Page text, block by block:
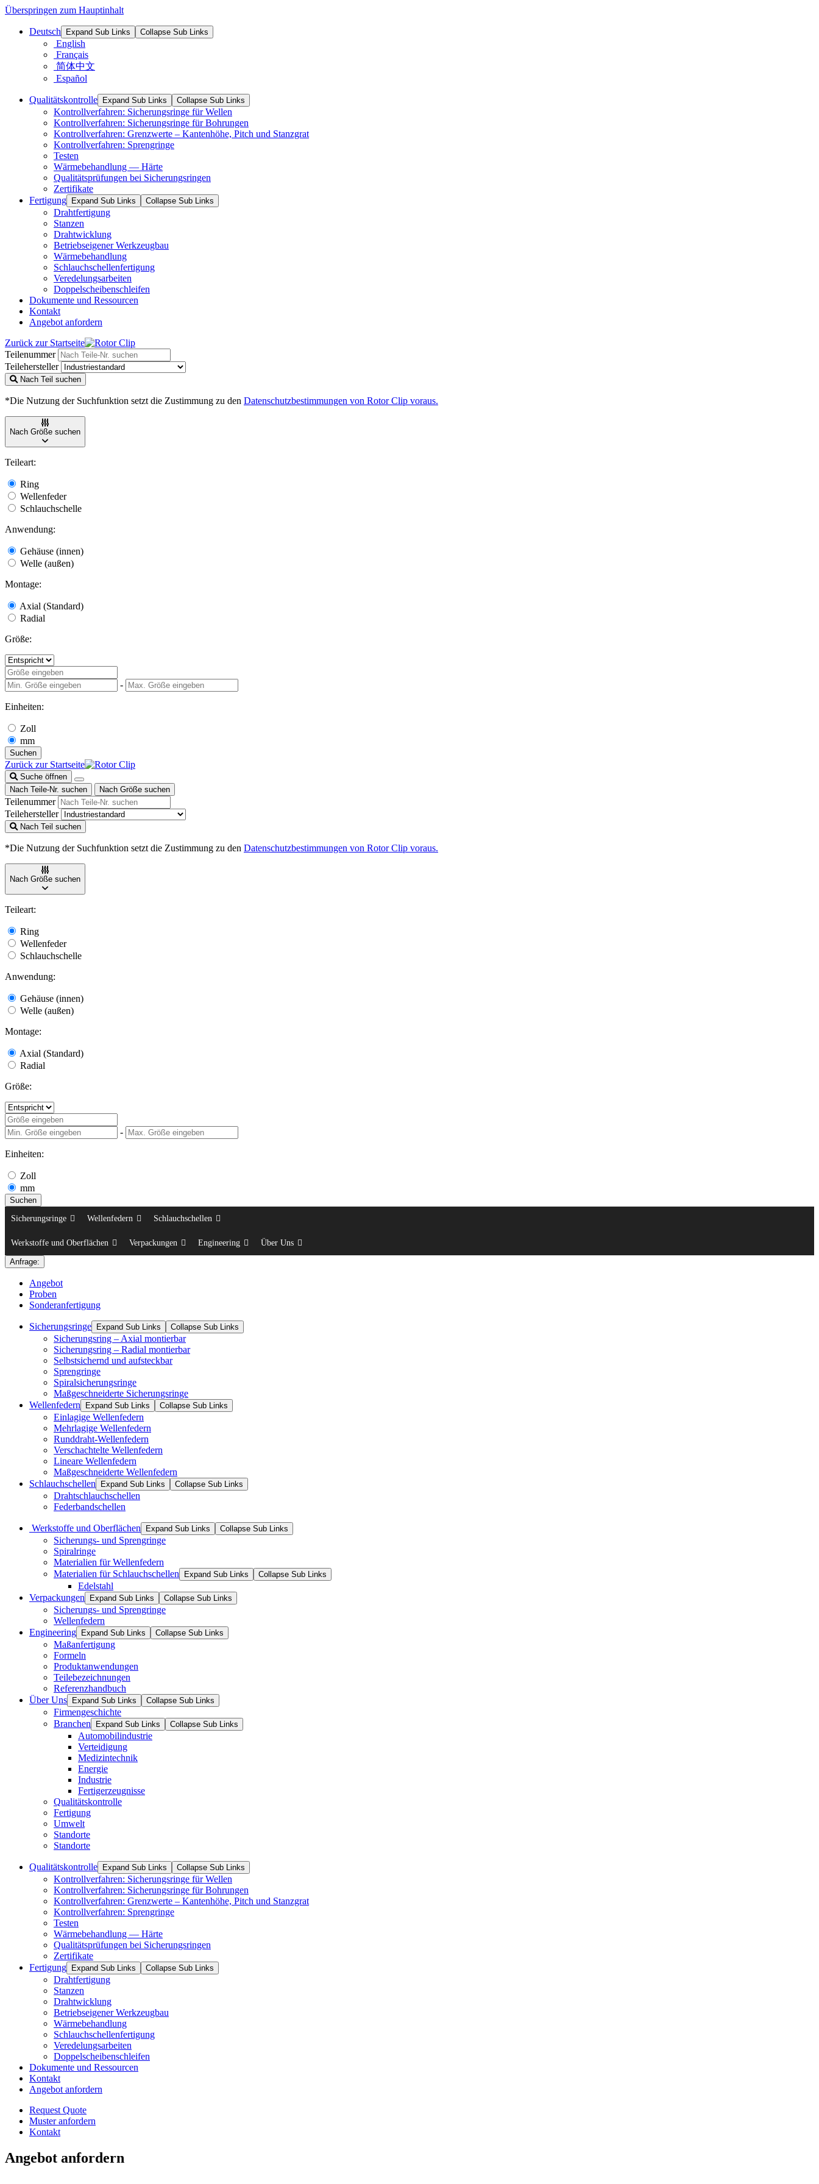
Überspringen zum Hauptinhalt
Deutsch Expand Sub Links Collapse Sub Links
English
Français
简体中文
Español
Qualitätskontrolle Expand Sub Links Collapse Sub Links
Kontrollverfahren: Sicherungsringe für Wellen
Kontrollverfahren: Sicherungsringe für Bohrungen
Kontrollverfahren: Grenzwerte – Kantenhöhe, Pitch und Stanzgrat
Kontrollverfahren: Sprengringe
Testen
Wärmebehandlung — Härte
Qualitätsprüfungen bei Sicherungsringen
Zertifikate
Fertigung
Expand Sub Links Collapse Sub Links
Drahtfertigung
Stanzen
Drahtwicklung
Betriebseigener Werkzeugbau
Wärmebehandlung
Schlauchschellenfertigung
Veredelungsarbeiten
Doppelscheibenschleifen
Dokumente und Ressourcen
Kontakt
Angebot anfordern
Zurück zur Startseite
Teilenummer
Teilehersteller
Nach Teil suchen
*Die Nutzung der Suchfunktion setzt die Zustimmung zu den Datenschutzbestimmungen von Rotor Clip voraus.
Nach Größe suchen
Teileart:
Ring
Wellenfeder
Schlauchschelle
Anwendung:
Gehäuse (innen)
Welle (außen)
Montage:
Axial (Standard)
Radial
Größe:
-
Einheiten:
Zoll
mm
Suchen
Zurück zur Startseite
Suche öffnen
Nach Teile-Nr. suchen
Nach Größe suchen
Teilenummer
Teilehersteller
Nach Teil suchen
*Die Nutzung der Suchfunktion setzt die Zustimmung zu den Datenschutzbestimmungen von Rotor Clip voraus.
Nach Größe suchen
Teileart:
Ring
Wellenfeder
Schlauchschelle
Anwendung:
Gehäuse (innen)
Welle (außen)
Montage:
Axial (Standard)
Radial
Größe:
-
Einheiten:
Zoll
mm
Suchen
Sicherungsringe
Wellenfedern Schlauchschellen
Werkstoffe und Oberflächen Verpackungen Engineering Über Uns
Anfrage:
Angebot
Proben
Sonderanfertigung
Sicherungsringe Expand Sub Links Collapse Sub Links
Sicherungsring – Axial montierbar
Sicherungsring – Radial montierbar
Selbstsichernd und aufsteckbar
Sprengringe
Spiralsicherungsringe
Maßgeschneiderte Sicherungsringe
Wellenfedern
Expand Sub Links Collapse Sub Links
Einlagige Wellenfedern
Mehrlagige Wellenfedern
Runddraht-Wellenfedern
Verschachtelte Wellenfedern
Lineare Wellenfedern
Maßgeschneiderte Wellenfedern
Schlauchschellen
Expand Sub Links Collapse Sub Links
Drahtschlauchschellen
Federbandschellen
Werkstoffe und Oberflächen Expand Sub Links Collapse Sub Links
Sicherungs- und Sprengringe
Spiralringe
Materialien für Wellenfedern
Materialien für Schlauchschellen
Expand Sub Links Collapse Sub Links
Edelstahl
Verpackungen
Expand Sub Links Collapse Sub Links
Sicherungs- und Sprengringe
Wellenfedern
Engineering
Expand Sub Links Collapse Sub Links
Maßanfertigung
Formeln
Produktanwendungen
Teilebezeichnungen
Referenzhandbuch
Über Uns
Expand Sub Links Collapse Sub Links
Firmengeschichte
Branchen
Expand Sub Links Collapse Sub Links
Automobilindustrie
Verteidigung
Medizintechnik
Energie
Industrie
Fertigerzeugnisse
Qualitätskontrolle
Fertigung
Umwelt
Standorte
Standorte
Qualitätskontrolle Expand Sub Links Collapse Sub Links
Kontrollverfahren: Sicherungsringe für Wellen
Kontrollverfahren: Sicherungsringe für Bohrungen
Kontrollverfahren: Grenzwerte – Kantenhöhe, Pitch und Stanzgrat
Kontrollverfahren: Sprengringe
Testen
Wärmebehandlung — Härte
Qualitätsprüfungen bei Sicherungsringen
Zertifikate
Fertigung
Expand Sub Links Collapse Sub Links
Drahtfertigung
Stanzen
Drahtwicklung
Betriebseigener Werkzeugbau
Wärmebehandlung
Schlauchschellenfertigung
Veredelungsarbeiten
Doppelscheibenschleifen
Dokumente und Ressourcen
Kontakt
Angebot anfordern
Request Quote
Muster anfordern
Kontakt
Angebot anfordern